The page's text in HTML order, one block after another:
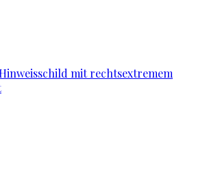
mit rechtsextremem